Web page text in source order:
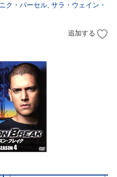
ク・パーセル サラ・ウェイン・
追加する